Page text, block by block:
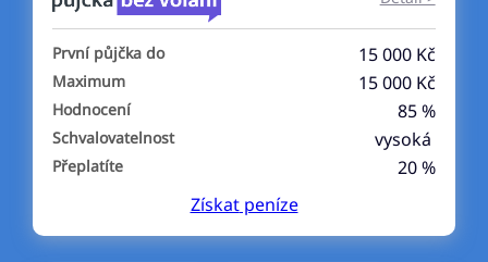
ano
ne
Po insolvenci
ano
V hotovosti
První půjčka do 15 000 Kč
Maximum 15 000 Kč
Hodnocení 85 %
Schvalovatelnost vysoká
Přeplatíte
20 %
Získatpeníze